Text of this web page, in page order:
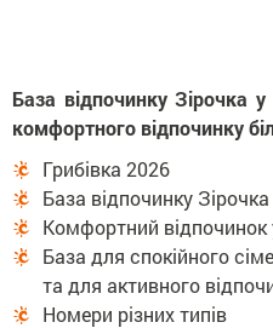
База відпочинку Зірочка
комфортного відпочинку
Грибівка 2026
База відпочинку
Комфортний відпочинок
База для спокійного
та для активного
Номери різних типів